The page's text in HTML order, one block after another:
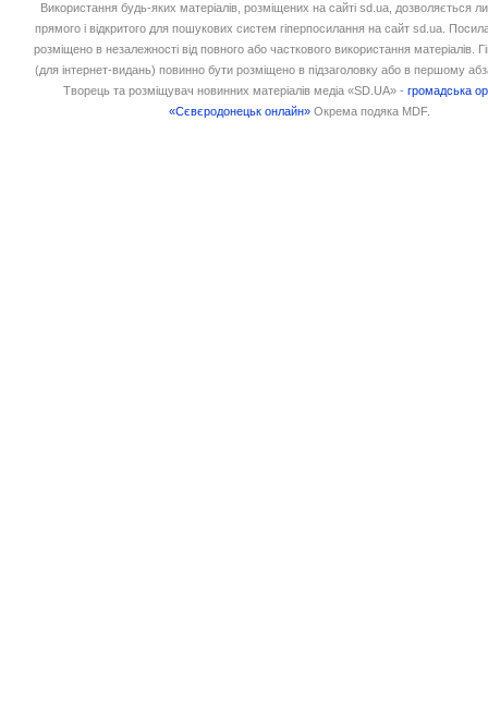
Використання будь-яких матеріалів, розміщених на сайті sd.ua, дозволяється
прямого і відкритого для пошукових систем гіперпосилання на сайт sd.ua.
розміщено в незалежності від повного або часткового використання матеріалів.
(для інтернет-видань) повинно бути розміщено в підзаголовку або в першому
Творець та розміщувач новинних матеріалів медіа «SD.UA» -громадська
«Сєвєродонецьк онлайн» Окрема подяка MDF.